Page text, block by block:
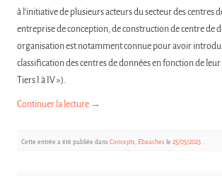
à l’initiative de plusieurs acteurs du secteur des centres
entreprise de conception, de construction de centre de
organisation est notamment connue pour avoir
classification des centres de données en fonction de
Tiers I à IV »).
Continuer la lecture →
Cette entrée a été publiée dans Concepts, Ebauches le 25/05/2023 .